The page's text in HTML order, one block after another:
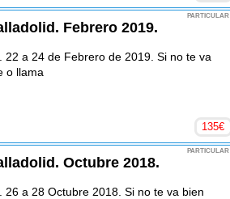
PARTICULAR
Febrero 2019.
22 a 24 de Febrero de 2019. Si no te va
o llama
135€
PARTICULAR
Octubre 2018.
a 28 Octubre 2018. Si no te va bien